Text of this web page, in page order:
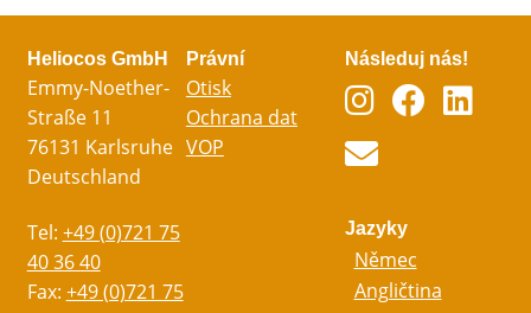
Heliocos GmbH
Emmy-Noether-
Straße 11
76131 Karlsruhe
Deutschland
Tel: +49 (0)721 75
40 36 40
Fax: +49 (0)721 75
Právní
Otisk
Ochrana dat
VOP
Následuj nás!
Jazyky
Němec
Angličtina